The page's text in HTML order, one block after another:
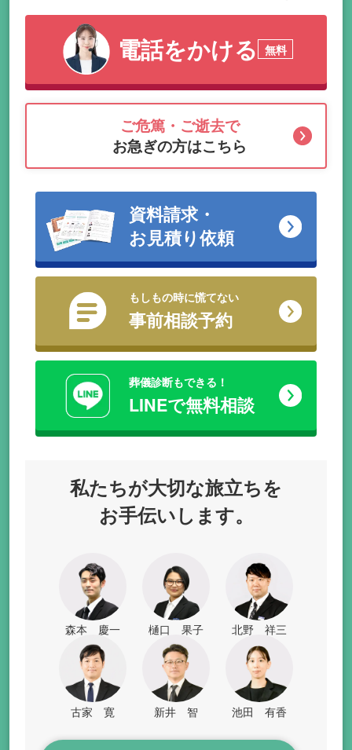
電話をかける 無料
ご危篤・ご逝去で
お急ぎの方はこちら
資料請求・
お見積り依頼
もしもの時に慌てない
事前相談予約
葬儀診断もできる！
LINEで無料相談
私たちが大切な旅立ちを
お手伝いします。
森本 慶一 樋口 果子 北野 祥三
古家 寛 新井 智 池田 有香